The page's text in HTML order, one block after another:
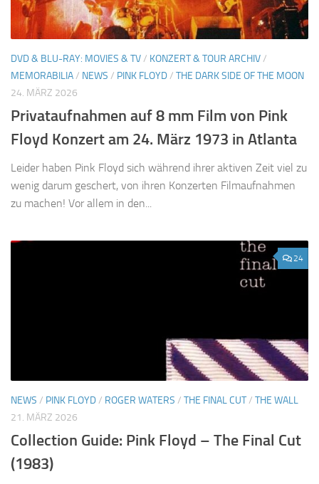
DVD & BLU-RAY: MOVIES & TV/ KONZERT & TOUR ARCHIV/
MEMORABILIA/ NEWS / PINK FLOYD/ THE DARK SIDE OF THE MOON
24. MÄRZ 2026
Privataufnahmen auf 8 mm Film von Pink
Floyd Konzert am 24. März 1973 in Atlanta
Leider haben Pink Floyd sich während ihrer aktiven Zeit viel zu
wenig darum geschert, von ihren Konzerten Filmaufnahmen
zu machen! Vor allem in den...
24
NEWS / PINK FLOYD/ ROGER WATERS / THE FINAL CUT/ THE WALL
21. MÄRZ 2026
Collection Guide: Pink Floyd – The Final Cut
(1983)